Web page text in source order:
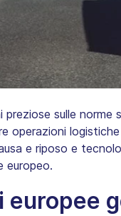
sulle
operazioni
e riposo e
europeo.